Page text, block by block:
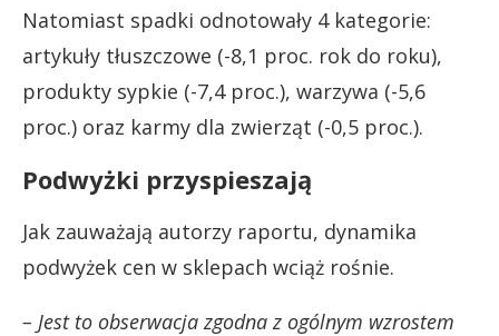
Natomiast spadki odnotowały 4 kategorie:
artykuły tłuszczowe (-8,1 proc. rok do roku),
produkty sypkie (-7,4 proc.), warzywa (-5,6
proc.) oraz karmy dla zwierząt (-0,5 proc.).
Podwyżki przyspieszają
Jak zauważają autorzy raportu, dynamika
podwyżek cen w sklepach wciąż rośnie.
– Jest to obserwacja zgodna z ogólnym wzrostem